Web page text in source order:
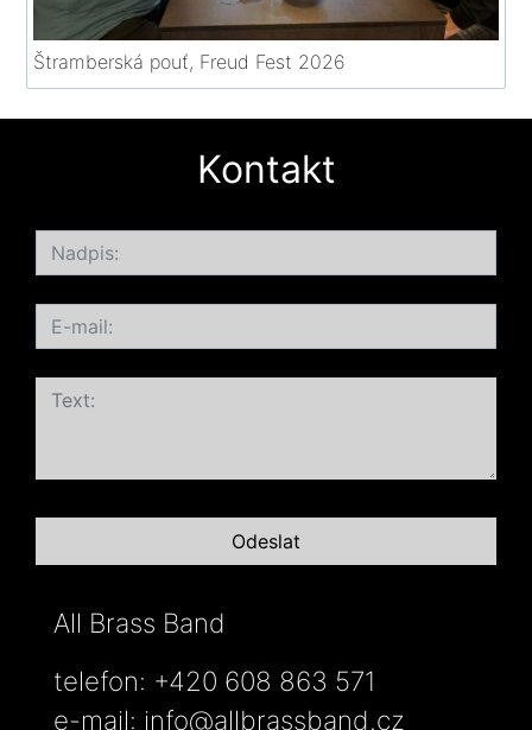
Štramberská pouť, Freud Fest 2026
Kontakt
All Brass Band
telefon: +420 608 863 571
e-mail: info@allbrassband.cz